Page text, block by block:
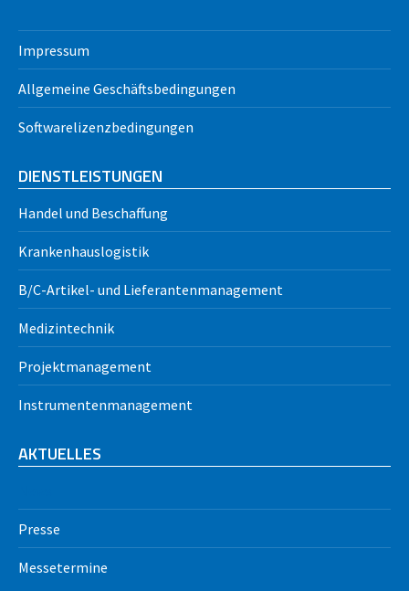
Impressum
Allgemeine Geschäftsbedingungen
Softwarelizenzbedingungen
DIENSTLEISTUNGEN
Handel und Beschaffung
Krankenhauslogistik
B/C-Artikel- und Lieferantenmanagement
Medizintechnik
Projektmanagement
Instrumentenmanagement
AKTUELLES
Presse
Messetermine